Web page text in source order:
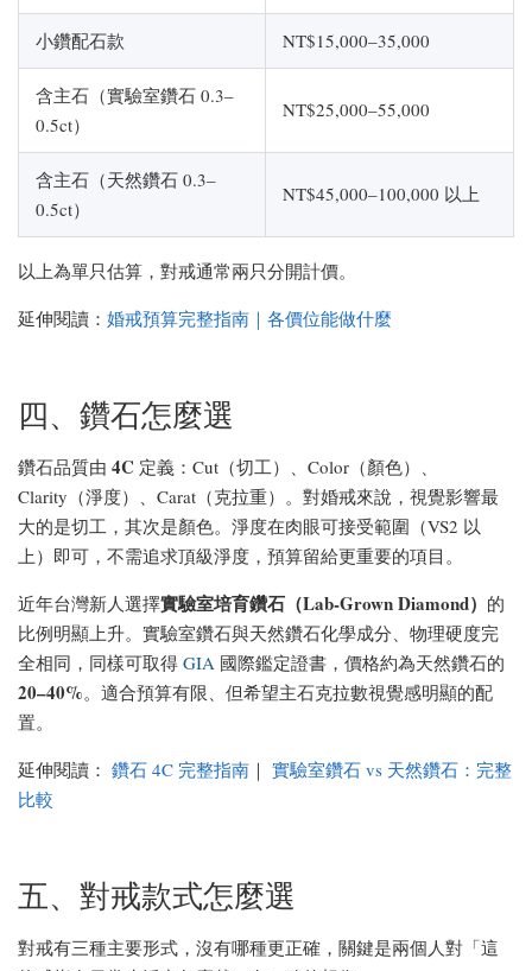
小鑽配石款 NT$15,000–35,000
含主石（實驗室鑽石 0.3–
0.5ct）
NT$25,000–55,000
含主石（天然鑽石 0.3–
0.5ct）
NT$45,000–100,000 以上
以上為單只估算，對戒通常兩只分開計價。
延伸閱讀： 婚戒預算完整指南｜各價位能做什麼
四、鑽石怎麼選
鑽石品質由 4C 定義：Cut（切工）、Color（顏色）、
Clarity（淨度）、Carat（克拉重）。對婚戒來說，視覺影響最
大的是切工，其次是顏色。淨度在肉眼可接受範圍（VS2 以
上）即可，不需追求頂級淨度，預算留給更重要的項目。
近年台灣新人選擇實驗室培育鑽石（Lab-Grown Diamond） 的
比例明顯上升。實驗室鑽石與天然鑽石化學成分、物理硬度完
全相同，同樣可取得 GIA 國際鑑定證書，價格約為天然鑽石的
20–40%。適合預算有限、但希望主石克拉數視覺感明顯的配
置。
延伸閱讀： 鑽石 4C 完整指南 ｜ 實驗室鑽石 vs 天然鑽石：完整
比較
五、對戒款式怎麼選
對戒有三種主要形式，沒有哪種更正確，關鍵是兩個人對「這